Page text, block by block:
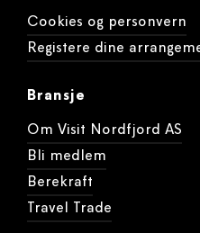
Cookies og personvern
Registere dine
Bransje
Om Visit Nordfjord AS
Bli medlem
Berekraft
Travel Trade